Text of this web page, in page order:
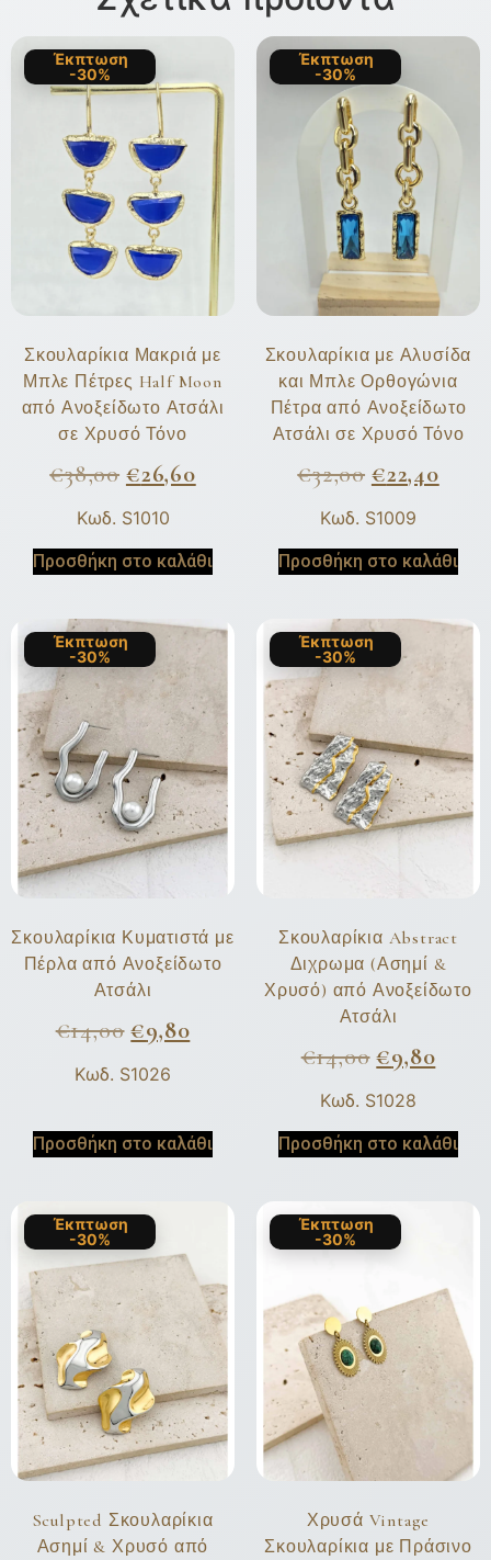
Έκπτωση
-30%
Σκουλαρίκια Μακριά με
Μπλε Πέτρες Half Moon
από Ανοξείδωτο Ατσάλι
σε Χρυσό Τόνο
€38,00 €26,60
Κωδ. S1010
Προσθήκη στο καλάθι
Έκπτωση
-30%
Σκουλαρίκια με Αλυσίδα
και Μπλε Ορθογώνια
Πέτρα από Ανοξείδωτο
Ατσάλι σε Χρυσό Τόνο
€32,00 €22,40
Κωδ. S1009
Προσθήκη στο καλάθι
Έκπτωση
-30%
Σκουλαρίκια Κυματιστά με
Πέρλα από Ανοξείδωτο
Ατσάλι
€14,00 €9,80
Κωδ. S1026
Προσθήκη στο καλάθι
Έκπτωση
-30%
Σκουλαρίκια Abstract
Διχρωμα (Ασημί &
Χρυσό) από Ανοξείδωτο
Ατσάλι
€14,00 €9,80
Κωδ. S1028
Προσθήκη στο καλάθι
Έκπτωση
-30%
Sculpted Σκουλαρίκια
Ασημί & Χρυσό από
Έκπτωση
-30%
Χρυσά Vintage
Σκουλαρίκια με Πράσινο